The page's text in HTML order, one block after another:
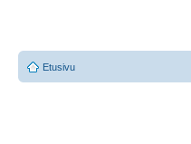
Etusivu